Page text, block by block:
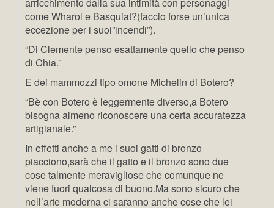
come Wharol e Basquiat?(faccio forse un’unica
eccezione per i suoi”incendi”).
“Di Clemente penso esattamente quello che penso
di Chia.”
E dei mammozzi tipo omone Michelin di Botero?
“Bè con Botero è leggermente diverso,a Botero
bisogna almeno riconoscere una certa accuratezza
artigianale.”
In effetti anche a me i suoi gatti di bronzo
piacciono,sarà che il gatto e il bronzo sono due
cose talmente meravigliose che comunque ne
viene fuori qualcosa di buono.Ma sono sicuro che
nell’arte moderna ci saranno anche cose che lei